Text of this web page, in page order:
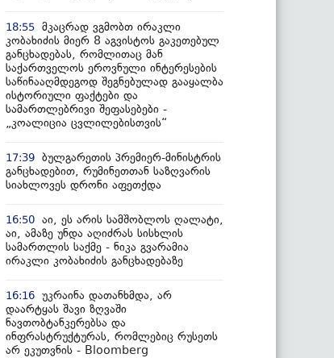
18:55 მკაცრად ვგმობთ ირაკლი
კობახიძის მიერ 8 აგვისტოს გაკეთებულ
განცხადებას, რომლითაც მან
საქართველოს ეროვნული ინტერესების
საწინააღმდეგოდ შეგნებულად გააყალბა
ისტორიული ფაქტები და
სამართლებრივი შეფასებები -
„კოალიცია ცვლილებისთვის“
17:39 ბულგარეთის პრემიერ-მინისტრის
განცხადებით, რუმინეთთან საზღვარის
სიახლოვეს დრონი აფეთქდა
16:50 აი, ეს არის სამშობლოს ღალატი,
აი, ამაზე უნდა აღიძრას სისხლის
სამართლის საქმე - ნიკა გვარამია
ირაკლი კობახიძის განცხადებაზე
16:16 უკრაინა დათანხმდა, არ
დაარტყას შავი ზღვაში
ნავთობტანკერებსა და
ინფრასტრუქტურას, რომლებიც რუსეთს
არ ეკუთვნის - Bloomberg